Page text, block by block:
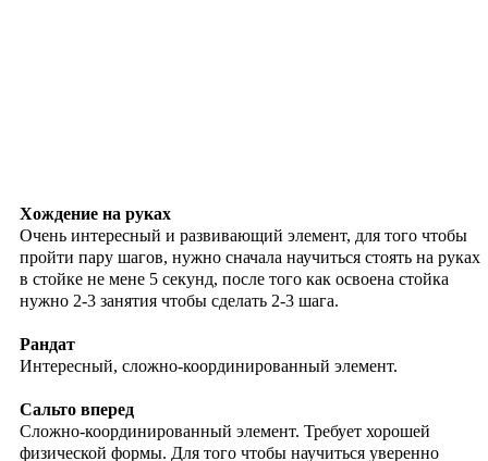
Хождение на руках
Очень интересный и развивающий элемент, для того чтобы
пройти пару шагов, нужно сначала научиться стоять на руках
в стойке не мене 5 секунд, после того как освоена стойка
нужно 2-3 занятия чтобы сделать 2-3 шага.
Рандат
Интересный, сложно-координированный элемент.
Сальто вперед
Сложно-координированный элемент. Требует хорошей
физической формы. Для того чтобы научиться уверенно